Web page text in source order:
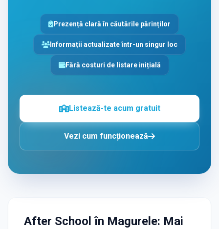
Prezență clară în căutările părinților
Informații actualizate într-un singur loc
Fără costuri de listare inițială
Listează-te acum gratuit
Vezi cum funcționează
After Schoolîn Magurele: Mai